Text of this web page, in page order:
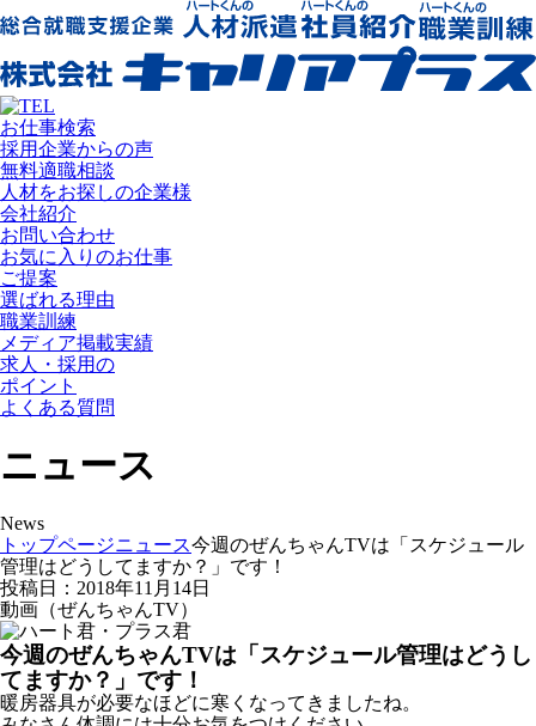
お仕事検索
採用企業からの声
無料適職相談
人材をお探しの企業様
会社紹介
お問い合わせ
お気に入りのお仕事
ご提案
選ばれる理由
職業訓練
メディア掲載実績
求人・採用の
ポイント
よくある質問
ニュース
News
トップページニュース今週のぜんちゃんTVは「スケジュール
管理はどうしてますか？」です！
投稿日：2018年11月14日
動画（ぜんちゃんTV）
今週のぜんちゃんTVは「スケジュール管理はどうし
てますか？」です！
暖房器具が必要なほどに寒くなってきましたね。